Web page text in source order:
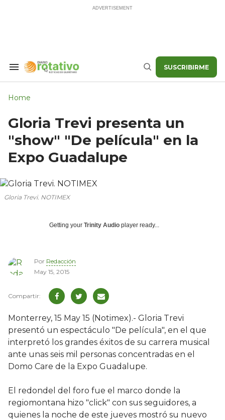
Search
Buscar SUSCRIBIRME
Home
Gloria Trevi presenta un
"show" "De película" en la
Expo Guadalupe
Gloria Trevi. NOTIMEX
Getting your Trinity Audio player ready...
Por Redacción
May 15, 2015
Monterrey, 15 May 15 (Notimex).- Gloria Trevi
presentó un espectáculo "De película", en el que
interpretó los grandes éxitos de su carrera musical
ante unas seis mil personas concentradas en el
Domo Care de la Expo Guadalupe.
El redondel del foro fue el marco donde la
regiomontana hizo "click" con sus seguidores, a
quienes la noche de este jueves mostró su nuevo